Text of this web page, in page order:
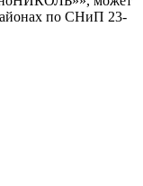
по СНиП 23-